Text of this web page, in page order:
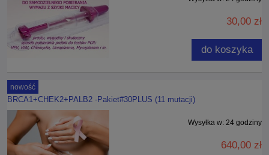
30,00 zł
do koszyka
BRCA1+CHEK2+PALB2 -Pakiet#30PLUS (11 mutacji)
Wysyłka w: 24 godziny
640,00 zł
nowość